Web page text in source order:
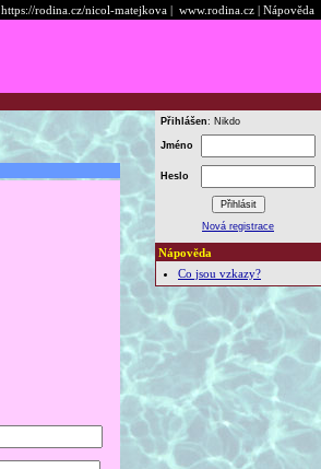
https://rodina.cz/nicol-matejkova | www.rodina.cz | Nápověda
Přihlášen: Nikdo
Jméno
Heslo
Nová registrace
Nápověda
Co jsou vzkazy?